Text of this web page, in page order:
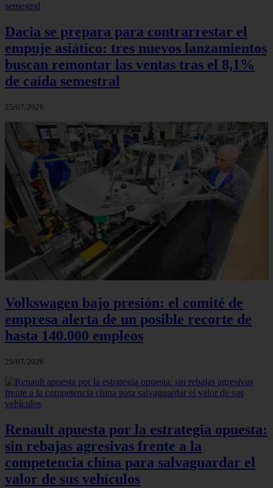
Dacia se prepara para contrarrestar el
empuje asiático: tres nuevos lanzamientos
buscan remontar las ventas tras el 8,1%
de caída semestral
25/07/2026
Volkswagen bajo presión: el comité de
empresa alerta de un posible recorte de
hasta 140.000 empleos
25/07/2026
Renault apuesta por la estrategia opuesta:
sin rebajas agresivas frente a la
competencia china para salvaguardar el
valor de sus vehículos